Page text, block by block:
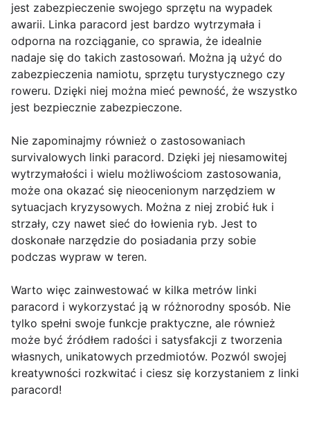
jest zabezpieczenie swojego sprzętu na wypadek
awarii. Linka paracord jest bardzo wytrzymała i
odporna na rozciąganie, co sprawia, że idealnie
nadaje się do takich zastosowań. Można ją użyć do
zabezpieczenia namiotu, sprzętu turystycznego czy
roweru. Dzięki niej można mieć pewność, że wszystko
jest bezpiecznie zabezpieczone.
Nie zapominajmy również o zastosowaniach
survivalowych linki paracord. Dzięki jej niesamowitej
wytrzymałości i wielu możliwościom zastosowania,
może ona okazać się nieocenionym narzędziem w
sytuacjach kryzysowych. Można z niej zrobić łuk i
strzały, czy nawet sieć do łowienia ryb. Jest to
doskonałe narzędzie do posiadania przy sobie
podczas wypraw w teren.
Warto więc zainwestować w kilka metrów linki
paracord i wykorzystać ją w różnorodny sposób. Nie
tylko spełni swoje funkcje praktyczne, ale również
może być źródłem radości i satysfakcji z tworzenia
własnych, unikatowych przedmiotów. Pozwól swojej
kreatywności rozkwitać i ciesz się korzystaniem z linki
paracord!